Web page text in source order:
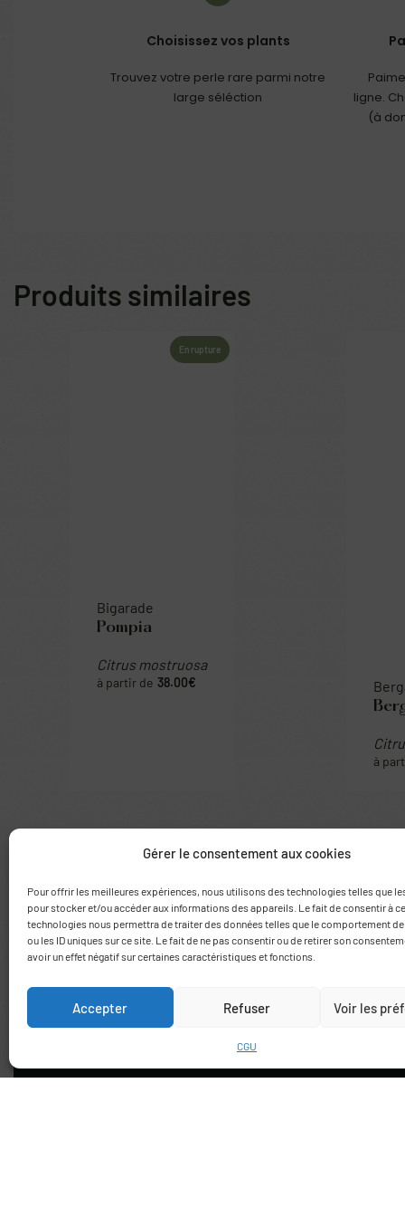
Gérer le consentement aux cookies
Pour offrir les meilleures expériences, nous utilisons des technologies telles que
pour stocker et/ou accéder aux informations des appareils. Le fait de consentir à
technologies nous permettra de traiter des données telles que le comportement
ou les ID uniques sur ce site. Le fait de ne pas consentir ou de retirer son
avoir un effet négatif sur certaines caractéristiques et fonctions.
Accepter Refuser Voir les
CGU
Choisissez vos plants
Trouvez votre perle rare parmi notre
large séléction
ligne.
(à
Produits similaires
Citrus mostruosa Citrus
Route de Thuir